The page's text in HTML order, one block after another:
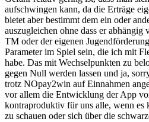
aufschwingen kann, da die Erträge
bietet aber bestimmt dem ein oder
auszugleichen ohne dass er
TM oder der eigenen
Parameter im Spiel sein, die ich mit
habe. Das mit Wechselpunkten zu
gegen Null werden lassen und ja,
trotz NOpay2win auf Einnahmen
vor allem die Entwicklung der App
kontraproduktiv für uns alle, wenn es
zu schauen oder sich über die